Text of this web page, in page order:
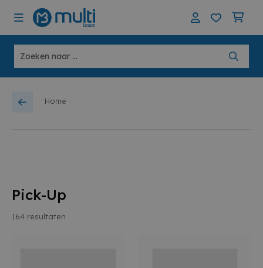
Home
Pick-Up
164 resultaten